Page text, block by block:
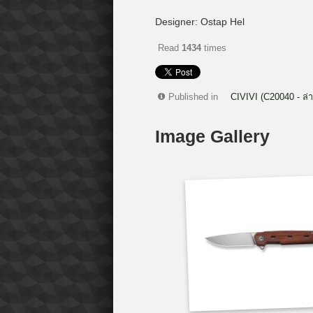
Designer: Ostap Hel
Read 1434 times
Published in CIVIVI (C20040 - ล่
Image Gallery